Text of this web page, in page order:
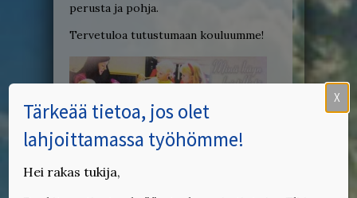
perusta ja pohja.
Tervetuloa tutustumaan kouluumme!
Tärkeää tietoa, jos olet
lahjoittamassa työhömme!
Hei rakas tukija,
X